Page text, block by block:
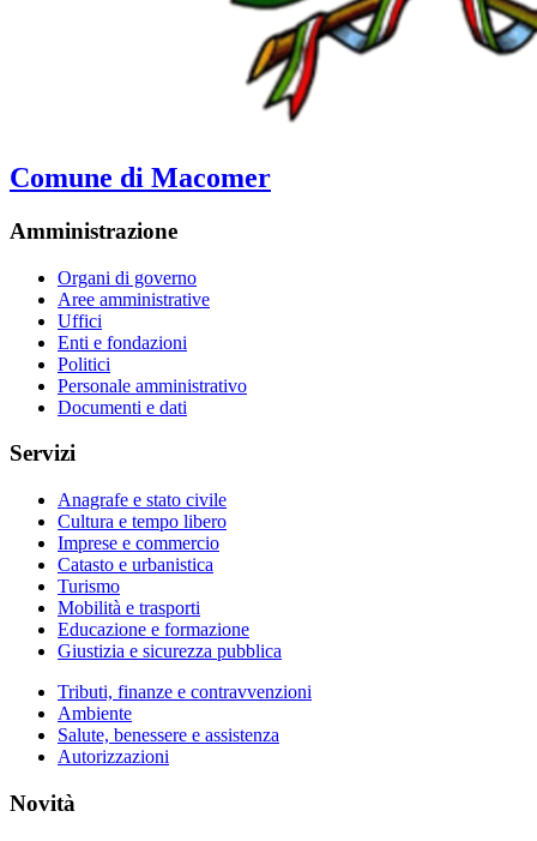
Comune di Macomer
Amministrazione
Organi di governo
Aree amministrative
Uffici
Enti e fondazioni
Politici
Personale amministrativo
Documenti e dati
Servizi
Anagrafe e stato civile
Cultura e tempo libero
Imprese e commercio
Catasto e urbanistica
Turismo
Mobilità e trasporti
Educazione e formazione
Giustizia e sicurezza pubblica
Tributi, finanze e contravvenzioni
Ambiente
Salute, benessere e assistenza
Autorizzazioni
Novità